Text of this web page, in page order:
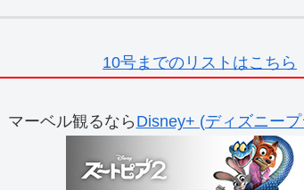
10号までのリストはこちら
マーベル観るなら Disney+ (ディズニー